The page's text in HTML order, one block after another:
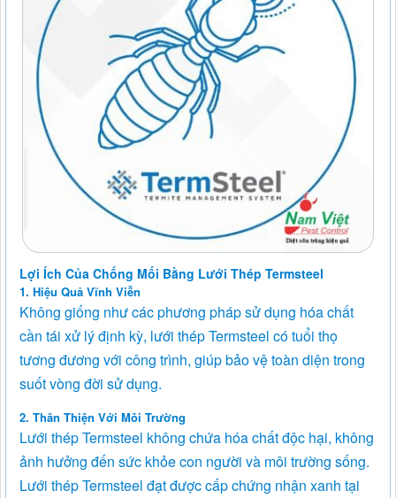
Lợi Ích Của Chống Mối Bằng Lưới Thép Termsteel
1. Hiệu Quả Vĩnh Viễn
Không giống như các phương pháp sử dụng hóa chất
cần tái xử lý định kỳ, lưới thép Termsteel có tuổi thọ
tương đương với công trình, giúp bảo vệ toàn diện trong
suốt vòng đời sử dụng.
2. Thân Thiện Với Môi Trường
Lưới thép Termsteel không chứa hóa chất độc hại, không
ảnh hưởng đến sức khỏe con người và môi trường sống.
Lưới thép Termsteel đạt được cấp chứng nhận xanh tại